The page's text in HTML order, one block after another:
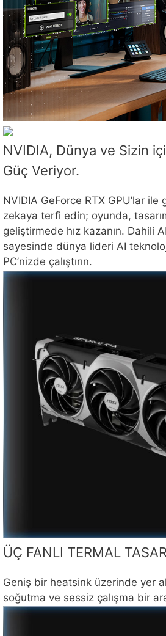
NVIDIA, Dünya ve Sizin
Güç Veriyor.
NVIDIA GeForce RTX GPU’lar ile
zekaya terfi edin; oyunda,
geliştirmede hız kazanın. Dahili
sayesinde dünya lideri AI
PC’nizde çalıştırın.
ÜÇ FANLI TERMAL
Geniş bir heatsink üzerinde yer
soğutma ve sessiz çalışma bir